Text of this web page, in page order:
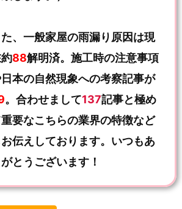
た、一般家屋の雨漏り原因は現
88解明済。施工時の注意事項
本の自然現象への考察記事が
。合わせまして137記事と極め
要なこちらの業界の特徴など
お伝えしております。いつもあ
がとうございます！